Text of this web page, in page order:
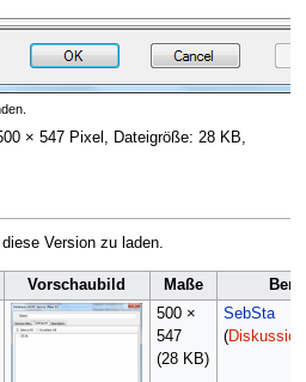
× 547 Pixel, Dateigröße: 28 KB,
Version zu laden.
Vorschaubild Maße
500 ×
547
(28 KB)
SebSta
(Diskussion